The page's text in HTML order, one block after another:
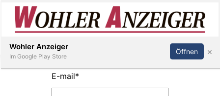
Inserieren Abonnieren Anmelden
E-mail*
Wohler Anzeiger
Im Google Play Store
Öffnen ×